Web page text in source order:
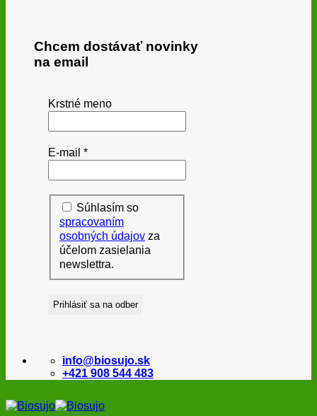
Chcem dostávať novinky
na email
Krstné meno
E-mail *
Súhlasím so
spracovaním
osobných údajov za
účelom zasielania
newslettra.
info@biosujo.sk
+421 908 544 483